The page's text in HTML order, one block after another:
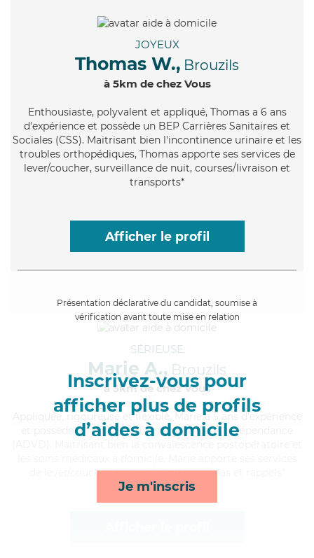
JOYEUX
Thomas W., Brouzils
à 5km de chez Vous
Enthousiaste, polyvalent et appliqué, Thomas a 6 ans
d'expérience et possède un BEP Carrières Sanitaires et
Sociales (CSS). Maitrisant bien l'incontinence urinaire et les
troubles orthopédiques, Thomas apporte ses services de
lever/coucher, surveillance de nuit, courses/livraison et
transports*
Afficher le profil
Présentation déclarative du candidat, soumise à
vérification avant toute mise en relation
Inscrivez-vous pour
afficher plus de profils
d’aides à domicile
Je m'inscris
SÉRIEUSE
Marie A., Brouzils
à 5km de chez Vous
, rigoureuse et flexible, Marie a 5 ans d'expérience
et possède un diplôme d'Assistante De Vie Dépendance
de lever/coucher, toilette/habillage, repas et rappels*